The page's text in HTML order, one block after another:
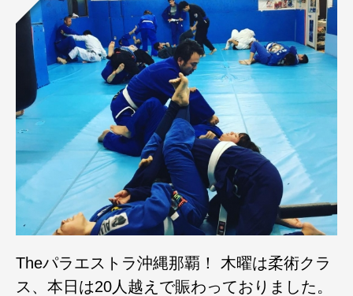
Theパラエストラ沖縄那覇！ 木曜は柔術クラ
ス、本日は20人越えで賑わっておりました。